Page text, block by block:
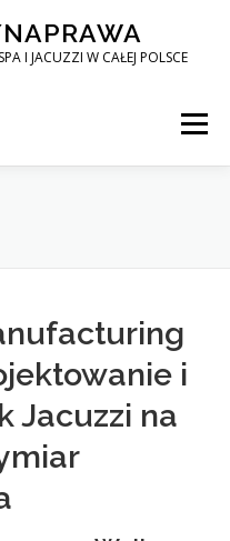
I JACUZZI W CAŁEJ POLSCE
Menu
i
Jacuzzi na